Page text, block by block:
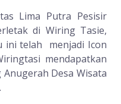
Lima Putra Pesisir
di Wiring Tasie,
ini telah menjadi Icon
mendapatkan
Desa Wisata